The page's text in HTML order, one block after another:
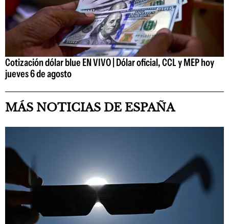
Cotización dólar blue EN VIVO | Dólar oficial, CCL y MEP hoy
jueves 6 de agosto
MÁS NOTICIAS DE ESPAÑA